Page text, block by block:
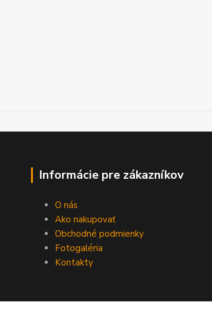
Informácie pre zákazníkov
O nás
Ako nakupovať
Obchodné podmienky
Fotogaléria
Kontakty